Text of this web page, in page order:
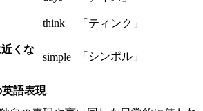
think 「ティンク」
くな
simple 「シンポル」
語表現